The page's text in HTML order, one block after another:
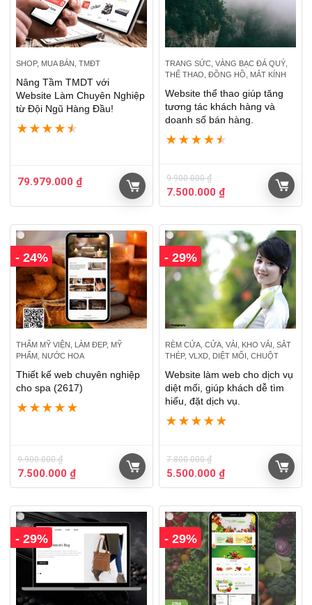
SHOP, MUA BÁN, TMĐT
Nâng Tầm TMDT với
Website Làm Chuyên Nghiệp
từ Đội Ngũ Hàng Đầu!
★ ★ ★ ★ ★
79.979.000 ₫
TRANG SỨC, VÀNG BẠC ĐÁ QUÝ,
THỂ THAO, ĐỒNG HỒ, MẮT KÍNH
Website thể thao giúp tăng
tương tác khách hàng và
doanh số bán hàng.
★ ★ ★ ★ ★
9.900.000₫
7.500.000 ₫
- 24%
THẨM MỸ VIỆN, LÀM ĐẸP, MỸ
PHẨM, NƯỚC HOA
Thiết kế web chuyên nghiệp
cho spa (2617)
★ ★ ★ ★ ★
9.900.000₫
7.500.000 ₫
- 29%
RÈM CỬA, CỬA, VẢI, KHO VẢI, SẮT
THÉP, VLXD, DIỆT MỐI, CHUỘT
Website làm web cho dịch vụ
diệt mối, giúp khách dễ tìm
hiểu, đặt dịch vụ.
★ ★ ★ ★ ★
7.800.000₫
5.500.000 ₫
- 29% - 29%